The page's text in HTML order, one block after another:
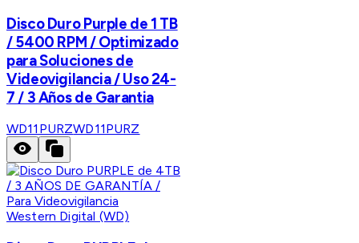
Disco Duro Purple de 1 TB
/ 5400 RPM / Optimizado
para Soluciones de
Videovigilancia / Uso 24-
7 / 3 Años de Garantia
WD11PURZWD11PURZ
Western Digital (WD)